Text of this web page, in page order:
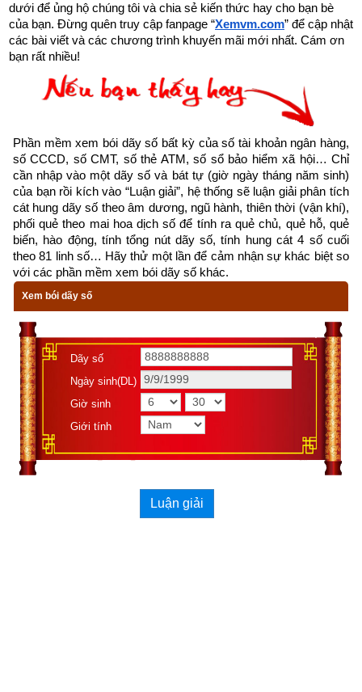
Xemvm.com xin hân hạnh giới thiệu tới độc giả
cuốn sách số
“Diễn cầm tam thế diễn nghĩa” của soạn giả Dương Công
thuy/xem-van-menh/link-tai-sach-dien-cam-tam-the-dien-
dưới để ủng hộ chúng tôi và chia sẻ kiến thức hay cho bạn bè
của bạn. Đừng quên truy cập fanpage “Xemvm.com” để cập nhật
các bài viết và các chương trình khuyến mãi mới nhất. Cám ơn
bạn rất nhiều!
Phần mềm xem bói dãy số bất kỳ của số tài khoản ngân hàng,
số CCCD, số CMT, số thẻ ATM, số sổ bảo hiểm xã hội… Chỉ
cần nhập vào một dãy số và bát tự (giờ ngày tháng năm sinh)
của bạn rồi kích vào “Luận giải”, hệ thống sẽ luận giải phân tích
cát hung dãy số theo âm dương, ngũ hành, thiên thời (vận khí),
phối quẻ theo mai hoa dịch số để tính ra quẻ chủ, quẻ hỗ, quẻ
biến, hào động, tính tổng nút dãy số, tính hung cát 4 số cuối
theo 81 linh số… Hãy thử một lần để cảm nhận sự khác biệt so
với các phần mềm xem bói dãy số khác.
Xem bói dãy số
Dãy số
Ngày sinh(DL)
Giờ sinh
Giới tính
Luận giải